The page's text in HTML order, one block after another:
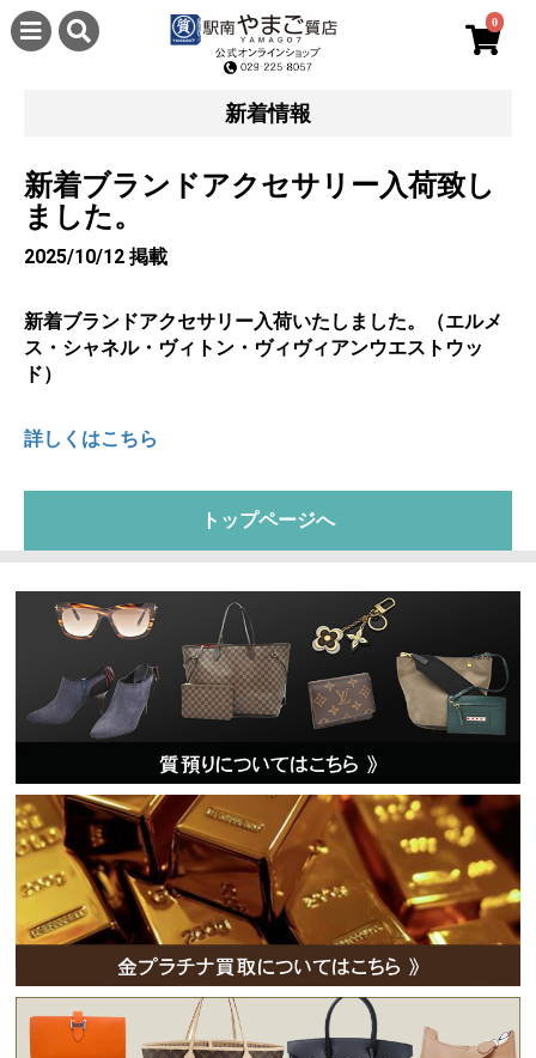
0
新着情報
新着ブランドアクセサリー入荷致し
ました。
2025/10/12 掲載
新着ブランドアクセサリー入荷いたしました。（エルメ
ス・シャネル・ヴィトン・ヴィヴィアンウエストウッ
ド）
詳しくはこちら
トップページへ